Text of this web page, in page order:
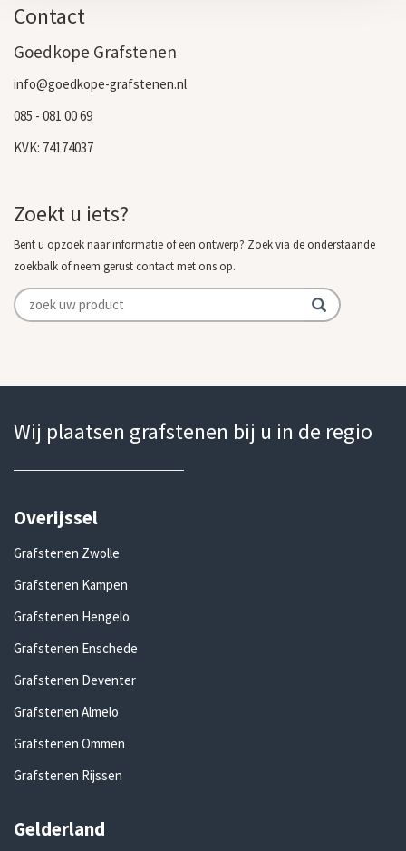
Contact
Goedkope Grafstenen
info@goedkope-grafstenen.nl
085 - 081 00 69
KVK: 74174037
Zoekt u iets?
Bent u opzoek naar informatie of een ontwerp? Zoek via de onderstaande
zoekbalk of neem gerust contact met ons op.
Wij plaatsen grafstenen bij u in de regio
Overijssel
Grafstenen Zwolle
Grafstenen Kampen
Grafstenen Hengelo
Grafstenen Enschede
Grafstenen Deventer
Grafstenen Almelo
Grafstenen Ommen
Grafstenen Rijssen
Gelderland